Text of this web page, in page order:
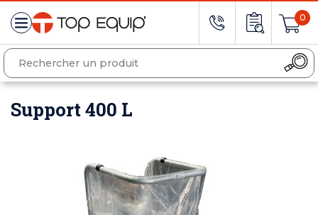
0
Support 400 L